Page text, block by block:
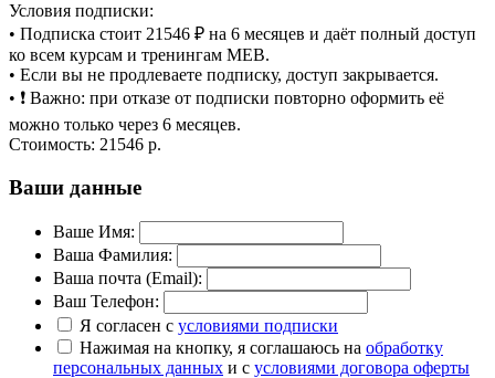
Условия подписки:
• Подписка стоит 21546 ₽ на 6 месяцев и даёт полный доступ
ко всем курсам и тренингам MEB.
• Если вы не продлеваете подписку, доступ закрывается.
• ❗ Важно: при отказе от подписки повторно оформить её
можно только через 6 месяцев.
Стоимость: 21546 р.
Ваши данные
Ваше Имя:
Ваша Фамилия:
Ваша почта (Email):
Ваш Телефон:
Я согласен с условиями подписки
Нажимая на кнопку, я соглашаюсь на обработку
персональных данных и c условиями договора оферты